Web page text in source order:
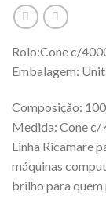
Rolo:Cone c/
Embalagem:
Composição:
Medida: Cone c/
Linha Ricamare
máquinas
brilho para quem